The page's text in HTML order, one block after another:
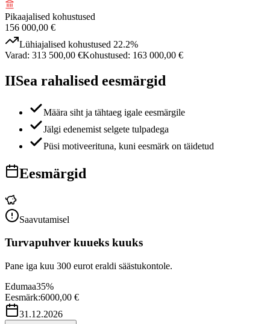
Pikaajalised kohustused
156 000,00 €
Lühiajalised kohustused 22.2%
Varad: 313 500,00 €Kohustused: 163 000,00 €
IISea rahalised eesmärgid
Määra siht ja tähtaeg igale eesmärgile
Jälgi edenemist selgete tulpadega
Püsi motiveerituna, kuni eesmärk on täidetud
Eesmärgid
Saavutamisel
Turvapuhver kuueks kuuks
Pane iga kuu 300 eurot eraldi säästukontole.
Edumaa35%
Eesmärk:6000,00 €
31.12.2026